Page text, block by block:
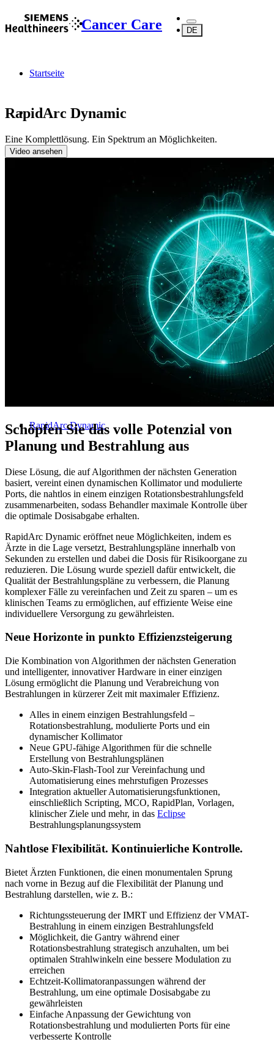
Cancer Care DE
Startseite
...
Strahlentherapie
RapidArc Dynamic
RapidArc Dynamic
Eine Komplettlösung. Ein Spektrum an Möglichkeiten.
Video ansehen
Schöpfen Sie das volle Potenzial von
Planung und Bestrahlung aus
Diese Lösung, die auf Algorithmen der nächsten Generation
basiert, vereint einen dynamischen Kollimator und modulierte
Ports, die nahtlos in einem einzigen Rotationsbestrahlungsfeld
zusammenarbeiten, sodass Behandler maximale Kontrolle über
die optimale Dosisabgabe erhalten.
RapidArc Dynamic eröffnet neue Möglichkeiten, indem es
Ärzte in die Lage versetzt, Bestrahlungspläne innerhalb von
Sekunden zu erstellen und dabei die Dosis für Risikoorgane zu
reduzieren. Die Lösung wurde speziell dafür entwickelt, die
Qualität der Bestrahlungspläne zu verbessern, die Planung
komplexer Fälle zu vereinfachen und Zeit zu sparen – um es
klinischen Teams zu ermöglichen, auf effiziente Weise eine
individuellere Versorgung zu gewährleisten.
Neue Horizonte in punkto Effizienzsteigerung
Die Kombination von Algorithmen der nächsten Generation
und intelligenter, innovativer Hardware in einer einzigen
Lösung ermöglicht die Planung und Verabreichung von
Bestrahlungen in kürzerer Zeit mit maximaler Effizienz.
Alles in einem einzigen Bestrahlungsfeld –
Rotationsbestrahlung, modulierte Ports und ein
dynamischer Kollimator
Neue GPU-fähige Algorithmen für die schnelle
Erstellung von Bestrahlungsplänen
Auto-Skin-Flash-Tool zur Vereinfachung und
Automatisierung eines mehrstufigen Prozesses
Integration aktueller Automatisierungsfunktionen,
einschließlich Scripting, MCO, RapidPlan, Vorlagen,
klinischer Ziele und mehr, in das Eclipse
Bestrahlungsplanungssystem
Nahtlose Flexibilität. Kontinuierliche Kontrolle.
Bietet Ärzten Funktionen, die einen monumentalen Sprung
nach vorne in Bezug auf die Flexibilität der Planung und
Bestrahlung darstellen, wie z. B.:
Richtungssteuerung der IMRT und Effizienz der VMAT-
Bestrahlung in einem einzigen Bestrahlungsfeld
Möglichkeit, die Gantry während einer
Rotationsbestrahlung strategisch anzuhalten, um bei
optimalen Strahlwinkeln eine bessere Modulation zu
erreichen
Echtzeit-Kollimatoranpassungen während der
Bestrahlung, um eine optimale Dosisabgabe zu
gewährleisten
Einfache Anpassung der Gewichtung von
Rotationsbestrahlung und modulierten Ports für eine
verbesserte Kontrolle